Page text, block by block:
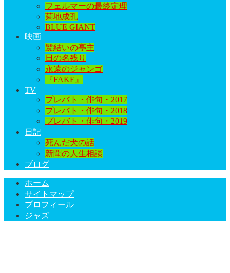
フェルマーの最終定理
菊地成孔
BLUE GIANT
映画
髪結いの亭主
日の名残り
永遠のジャンゴ
『FAKE』
TV
プレバト・俳句・2017
プレバト・俳句・2018
プレバト・俳句・2019
日記
死んだ犬の話
新聞の人生相談
ブログ
ホーム
サイトマップ
プロフィール
ジャズ